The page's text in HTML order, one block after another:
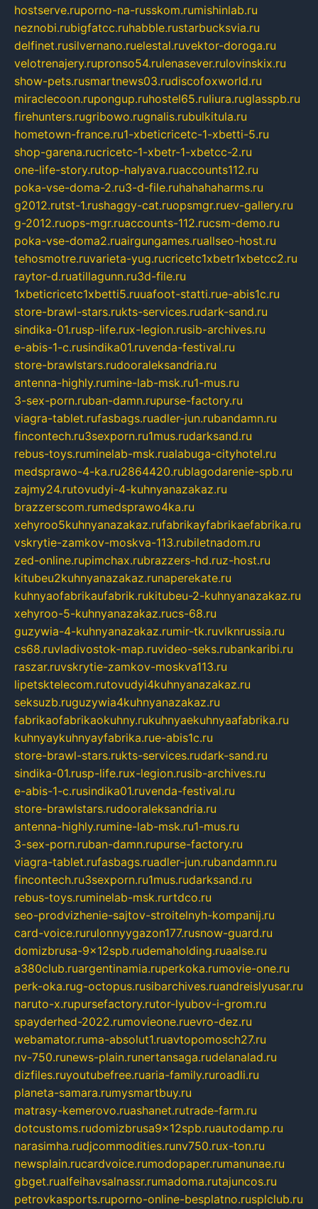
hostserve.ruporno-na-russkom.rumishinlab.ru
neznobi.rubigfatcc.ruhabble.rustarbucksvia.ru
delfinet.rusilvernano.ruelestal.ruvektor-doroga.ru
velotrenajery.rupronso54.rulenasever.rulovinskix.ru
show-pets.rusmartnews03.rudiscofoxworld.ru
miraclecoon.rupongup.ruhostel65.ruliura.ruglasspb.ru
firehunters.rugribowo.rugnalis.rubulkitula.ru
hometown-france.ru1-xbeticricetc-1-xbetti-5.ru
shop-garena.rucricetc-1-xbetr-1-xbetcc-2.ru
one-life-story.rutop-halyava.ruaccounts112.ru
poka-vse-doma-2.ru3-d-file.ruhahahaharms.ru
g2012.rutst-1.rushaggy-cat.ruopsmgr.ruev-gallery.ru
g-2012.ruops-mgr.ruaccounts-112.rucsm-demo.ru
poka-vse-doma2.ruairgungames.ruallseo-host.ru
tehosmotre.ruvarieta-yug.rucricetc1xbetr1xbetcc2.ru
raytor-d.ruatillagunn.ru3d-file.ru
1xbeticricetc1xbetti5.ruuafoot-statti.rue-abis1c.ru
store-brawl-stars.rukts-services.rudark-sand.ru
sindika-01.rusp-life.rux-legion.rusib-archives.ru
e-abis-1-c.rusindika01.ruvenda-festival.ru
store-brawlstars.rudooraleksandria.ru
antenna-highly.rumine-lab-msk.ru1-mus.ru
3-sex-porn.ruban-damn.rupurse-factory.ru
viagra-tablet.rufasbags.ruadler-jun.rubandamn.ru
fincontech.ru3sexporn.ru1mus.rudarksand.ru
rebus-toys.ruminelab-msk.rualabuga-cityhotel.ru
medsprawo-4-ka.ru2864420.rublagodarenie-spb.ru
zajmy24.rutovudyi-4-kuhnyanazakaz.ru
brazzerscom.rumedsprawo4ka.ru
xehyroo5kuhnyanazakaz.rufabrikayfabrikaefabrika.ru
vskrytie-zamkov-moskva-113.rubiletnadom.ru
zed-online.rupimchax.rubrazzers-hd.ruz-host.ru
kitubeu2kuhnyanazakaz.runaperekate.ru
kuhnyaofabrikaufabrik.rukitubeu-2-kuhnyanazakaz.ru
xehyroo-5-kuhnyanazakaz.rucs-68.ru
guzywia-4-kuhnyanazakaz.rumir-tk.ruvlknrussia.ru
cs68.ruvladivostok-map.ruvideo-seks.rubankaribi.ru
raszar.ruvskrytie-zamkov-moskva113.ru
lipetsktelecom.rutovudyi4kuhnyanazakaz.ru
seksuzb.ruguzywia4kuhnyanazakaz.ru
fabrikaofabrikaokuhny.rukuhnyaekuhnyaafabrika.ru
kuhnyaykuhnyayfabrika.rue-abis1c.ru
store-brawl-stars.rukts-services.rudark-sand.ru
sindika-01.rusp-life.rux-legion.rusib-archives.ru
e-abis-1-c.rusindika01.ruvenda-festival.ru
store-brawlstars.rudooraleksandria.ru
antenna-highly.rumine-lab-msk.ru1-mus.ru
3-sex-porn.ruban-damn.rupurse-factory.ru
viagra-tablet.rufasbags.ruadler-jun.rubandamn.ru
fincontech.ru3sexporn.ru1mus.rudarksand.ru
rebus-toys.ruminelab-msk.rurtdco.ru
seo-prodvizhenie-sajtov-stroitelnyh-kompanij.ru
card-voice.rurulonnyygazon177.rusnow-guard.ru
domizbrusa-9x12spb.rudemaholding.ruaalse.ru
a380club.ruargentinamia.ruperkoka.rumovie-one.ru
perk-oka.rug-octopus.rusibarchives.ruandreislyusar.ru
naruto-x.rupursefactory.rutor-lyubov-i-grom.ru
spayderhed-2022.rumovieone.ruevro-dez.ru
webamator.ruma-absolut1.ruavtopomosch27.ru
nv-750.runews-plain.runertansaga.rudelanalad.ru
dizfiles.ruyoutubefree.ruaria-family.ruroadli.ru
planeta-samara.rumysmartbuy.ru
matrasy-kemerovo.ruashanet.rutrade-farm.ru
dotcustoms.rudomizbrusa9x12spb.ruautodamp.ru
narasimha.rudjcommodities.runv750.rux-ton.ru
newsplain.rucardvoice.rumodopaper.rumanunae.ru
gbget.rualfeihavsalnassr.rumadoma.rutajuncos.ru
petrovkasports.ruporno-online-besplatno.rusplclub.ru